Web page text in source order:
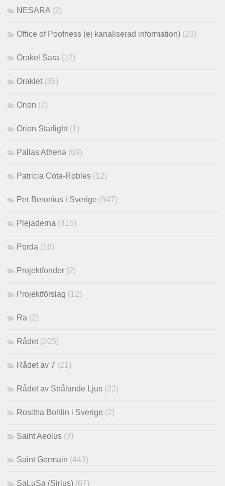
NESARA (2)
Office of Poofness (ej kanaliserad information) (23)
Orakel Sara (12)
Oraklet (36)
Orion (7)
Orion Starlight (1)
Pallas Athena (69)
Patricia Cota-Robles (12)
Per Beronius i Sverige (947)
Plejaderna (415)
Porda (16)
Projektfonder (2)
Projektförslag (12)
Ra (2)
Rådet (205)
Rådet av 7 (21)
Rådet av Strålande Ljus (22)
Rositha Bohlin i Sverige (2)
Saint Aeolus (3)
Saint Germain (443)
SaLuSa (Sirius) (67)